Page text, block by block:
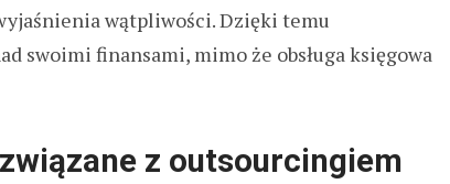
wątpliwości. Dzięki temu
swoimi finansami, mimo że obsługa księgowa
z outsourcingiem